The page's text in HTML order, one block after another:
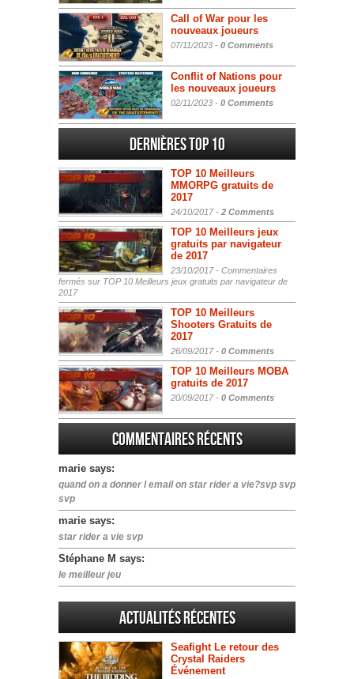
Call of War pour les
nouveaux joueurs
07/11/2023 - 0 Comments
Conflit of Nations pour
les nouveaux joueurs
02/11/2023 - 0 Comments
Dernières Top 10
TOP 10 Meilleurs
MMORPG gratuits de
2017
24/10/2017 - 2 Comments
TOP 10 Meilleurs jeux
gratuits par navigateur
de 2017
23/10/2017 - Commentaires
fermés sur TOP 10 Meilleurs jeux gratuits par navigateur de
2017
TOP 10 Meilleurs
Shooters Gratuits de
2017
26/09/2017 - 0 Comments
TOP 10 Meilleurs MOBA
gratuits de 2017
20/09/2017 - 0 Comments
Commentaires récents
marie says:
quand on a donner l email on star rider a vie?svp svp
svp
marie says:
star rider a vie svp
Stéphane M says:
le meilleur jeu
Actualités Récentes
Seafight Le retour des
Crystal Raiders
Événement